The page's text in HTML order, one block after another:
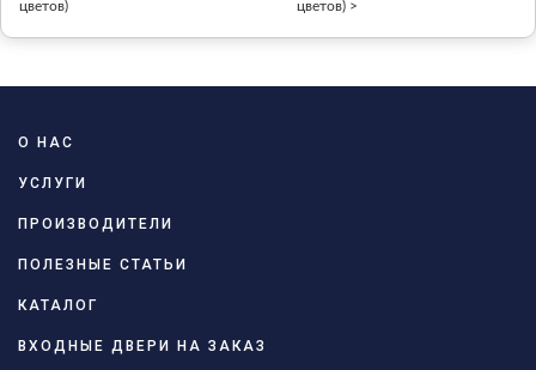
цветов)
цветов) >
О НАС
УСЛУГИ
ПРОИЗВОДИТЕЛИ
ПОЛЕЗНЫЕ СТАТЬИ
КАТАЛОГ
ВХОДНЫЕ ДВЕРИ НА ЗАКАЗ